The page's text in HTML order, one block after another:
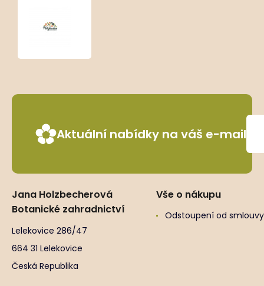
Aktuální nabídky na váš e-mail
Jana Holzbecherová
Botanické zahradnictví
Lelekovice 286/47
664 31 Lelekovice
Česká Republika
Vše o nákupu
Odstoupení od smlouvy